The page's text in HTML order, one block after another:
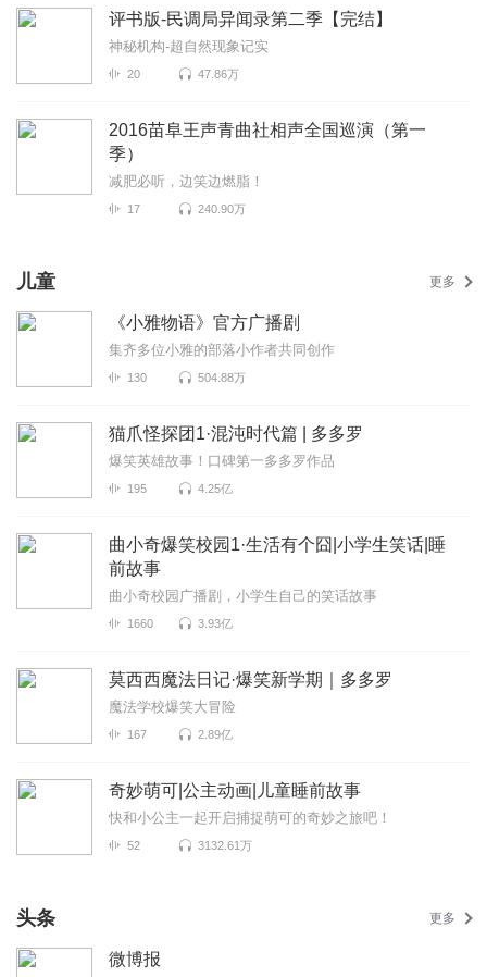
评书版-民调局异闻录第二季【完结】
神秘机构-超自然现象记实
20 47.86万
2016苗阜王声青曲社相声全国巡演（第一
季）
减肥必听，边笑边燃脂！
17 240.90万
儿童 更多
《小雅物语》官方广播剧
集齐多位小雅的部落小作者共同创作
130 504.88万
猫爪怪探团1·混沌时代篇 | 多多罗
爆笑英雄故事！口碑第一多多罗作品
195 4.25亿
曲小奇爆笑校园1·生活有个囧|小学生笑话|睡
前故事
曲小奇校园广播剧，小学生自己的笑话故事
1660 3.93亿
莫西西魔法日记·爆笑新学期｜多多罗
魔法学校爆笑大冒险
167 2.89亿
奇妙萌可|公主动画|儿童睡前故事
快和小公主一起开启捕捉萌可的奇妙之旅吧！
52 3132.61万
头条 更多
微博报